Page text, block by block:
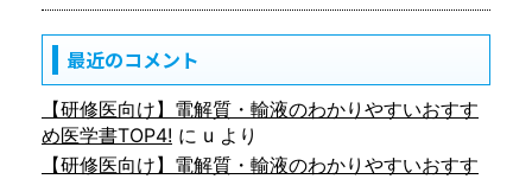
最近のコメント
【研修医向け】電解質・輸液のわかりやすいおすす
め医学書TOP4! に u より
【研修医向け】電解質・輸液のわかりやすいおすす